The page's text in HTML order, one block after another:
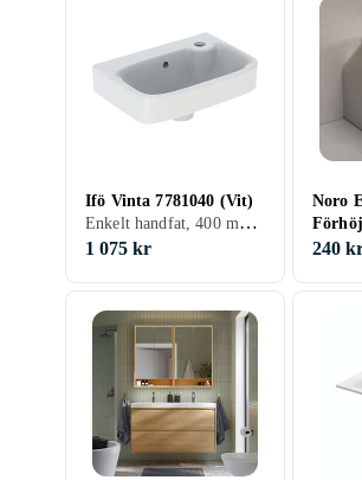
Ifö Vinta 7781040 (Vit)
Enkelt handfat, 400 mm, Vit
1 075 kr
Noro
Låda/
240